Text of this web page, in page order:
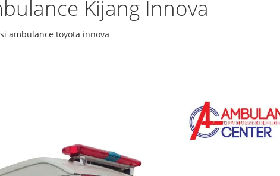
Kijang Innova
ambulance toyota innova